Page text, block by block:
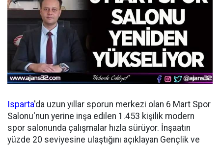
Isparta'da uzun yıllar sporun merkezi olan 6 Mart Spor
Salonu'nun yerine inşa edilen 1.453 kişilik modern
spor salonunda çalışmalar hızla sürüyor. İnşaatın
yüzde 20 seviyesine ulaştığını açıklayan Gençlik ve